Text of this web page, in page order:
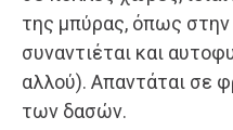
της μπύρας, όπως
συναντιέται και
αλλού). Απαντάται σε
των δασών.